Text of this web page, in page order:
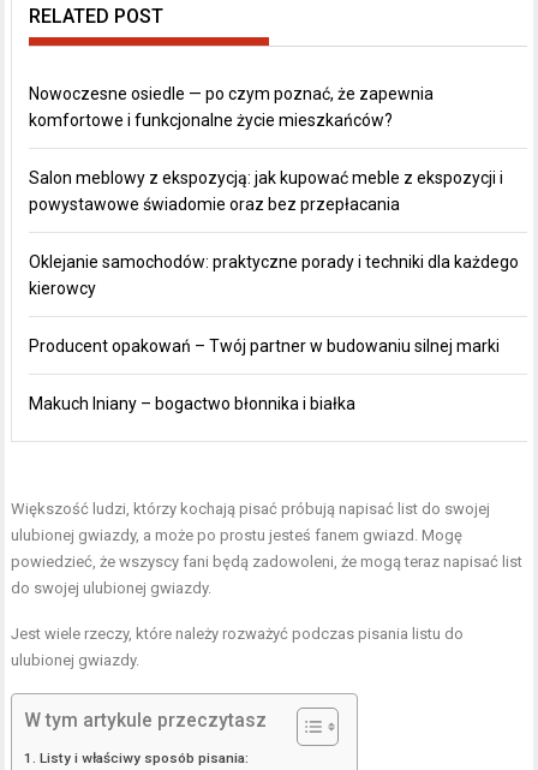
RELATED POST
Nowoczesne osiedle — po czym poznać, że zapewnia
komfortowe i funkcjonalne życie mieszkańców?
Salon meblowy z ekspozycją: jak kupować meble z ekspozycji i
powystawowe świadomie oraz bez przepłacania
Oklejanie samochodów: praktyczne porady i techniki dla każdego
kierowcy
Producent opakowań – Twój partner w budowaniu silnej marki
Makuch lniany – bogactwo błonnika i białka
Większość ludzi, którzy kochają pisać próbują napisać list do swojej
ulubionej gwiazdy, a może po prostu jesteś fanem gwiazd. Mogę
powiedzieć, że wszyscy fani będą zadowoleni, że mogą teraz napisać list
do swojej ulubionej gwiazdy.
Jest wiele rzeczy, które należy rozważyć podczas pisania listu do
ulubionej gwiazdy.
W tym artykule przeczytasz
Listy i właściwy sposób pisania: